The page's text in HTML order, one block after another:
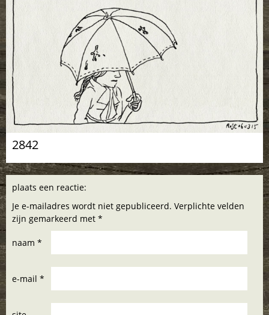
2842
plaats een reactie:
Je e-mailadres wordt niet gepubliceerd. Verplichte velden
zijn gemarkeerd met *
naam *
e-mail *